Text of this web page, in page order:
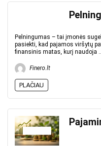
Pelningumas – tai įmonės
pasiekti, kad pajamos viršytų
finansinis matas, kurį naudoja
Finero.lt
PLAČIAU